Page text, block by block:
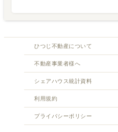
ひつじ不動産について
不動産事業者様へ
シェアハウス統計資料
利用規約
プライバシーポリシー